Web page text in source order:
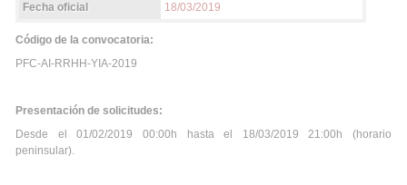
Fecha oficial
18/03/2019
Código de la convocatoria:
PFC-AI-RRHH-YIA-2019
Presentación de solicitudes:
Desde el 01/02/2019 00:00h hasta el 18/03/2019 21:00h (horario
peninsular).